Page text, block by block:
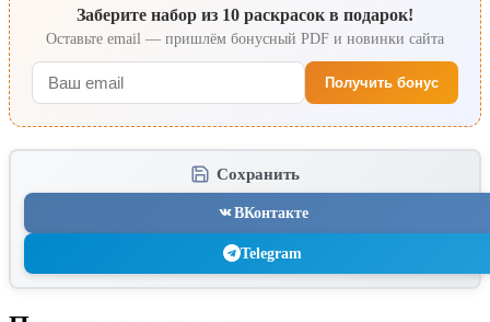
Заберите набор из 10 раскрасок в подарок!
Оставьте email — пришлём бонусный PDF и новинки сайта
Получить бонус
Сохранить
ВКонтакте
Telegram